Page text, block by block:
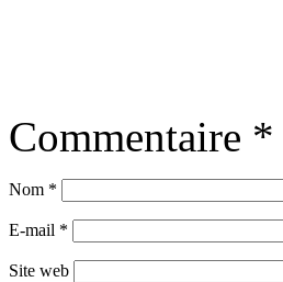
Commentaire *
Nom *
E-mail *
Site web